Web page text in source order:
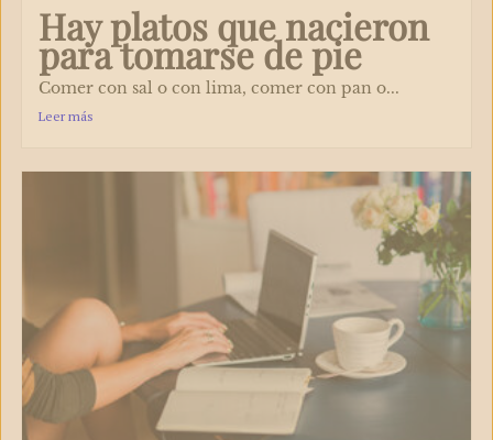
Hay platos que nacieron
para tomarse de pie
Comer con sal o con lima, comer con pan o...
Leer más